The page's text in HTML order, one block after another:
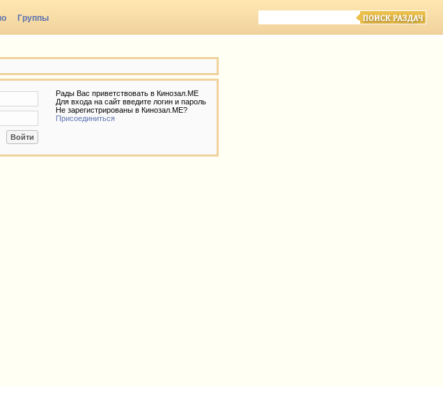
Группы
Рады Вас приветствовать в Кинозал.МЕ
Для входа на сайт введите логин и пароль
Не зарегистрированы в Кинозал.МЕ?
Присоединиться